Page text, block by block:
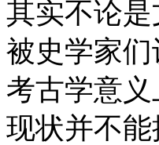
其实不论
被史学家
考古学意
现状并不